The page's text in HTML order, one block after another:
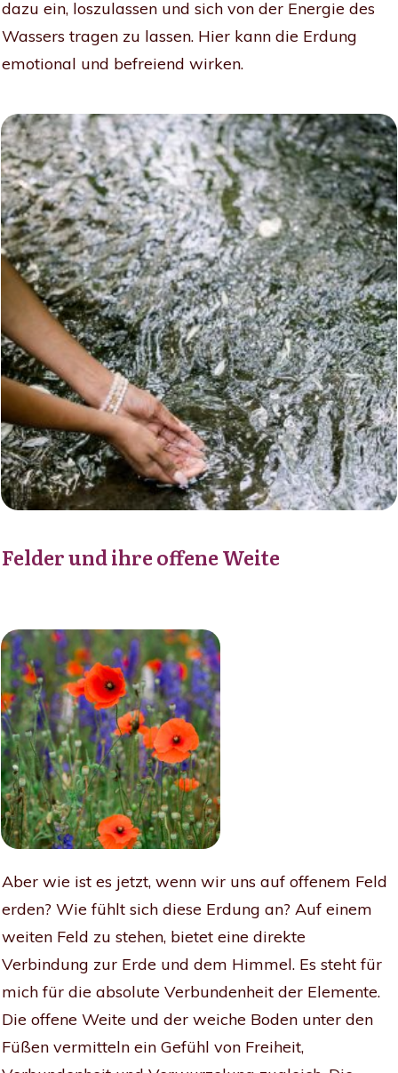
dazu ein, loszulassen und sich von der Energie des
Wassers tragen zu lassen. Hier kann die Erdung
emotional und befreiend wirken.
Felder und ihre offene Weite
Aber wie ist es jetzt, wenn wir uns auf offenem Feld
erden? Wie fühlt sich diese Erdung an? Auf einem
weiten Feld zu stehen, bietet eine direkte
Verbindung zur Erde und dem Himmel. Es steht für
mich für die absolute Verbundenheit der Elemente.
Die offene Weite und der weiche Boden unter den
Füßen vermitteln ein Gefühl von Freiheit,